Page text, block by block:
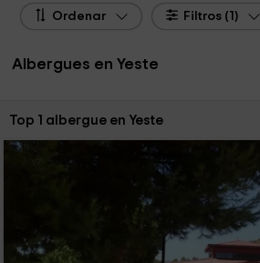
Ordenar Filtros (1)
Albergues en Yeste
Ordenar por:
Top 1 albergue en Yeste